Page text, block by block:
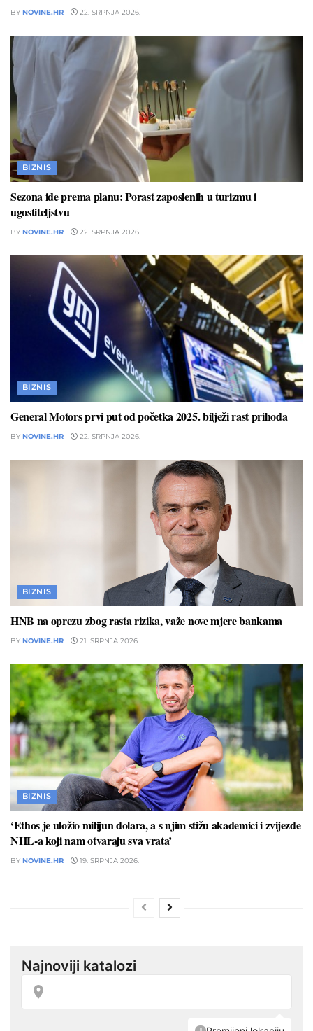
BY NOVINE.HR 22. SRPNJA 2026.
BIZNIS
Sezona ide prema planu: Porast zaposlenih u turizmu i
ugostiteljstvu
BY NOVINE.HR 22. SRPNJA 2026.
BIZNIS
General Motors prvi put od početka 2025. bilježi rast prihoda
BY NOVINE.HR 22. SRPNJA 2026.
BIZNIS
HNB na oprezu zbog rasta rizika, važe nove mjere bankama
BY NOVINE.HR 21. SRPNJA 2026.
BIZNIS
‘Ethos je uložio milijun dolara, a s njim stižu akademici i zvijezde
NHL-a koji nam otvaraju sva vrata’
BY NOVINE.HR 19. SRPNJA 2026.